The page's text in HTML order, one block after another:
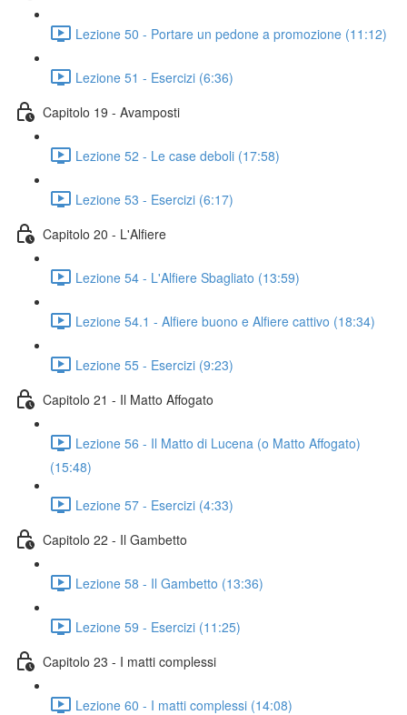
Lezione 50 - Portare un pedone a promozione (11:12)
Lezione 51 - Esercizi (6:36)
Capitolo 19 - Avamposti
Lezione 52 - Le case deboli (17:58)
Lezione 53 - Esercizi (6:17)
Capitolo 20 - L'Alfiere
Lezione 54 - L'Alfiere Sbagliato (13:59)
Lezione 54.1 - Alfiere buono e Alfiere cattivo (18:34)
Lezione 55 - Esercizi (9:23)
Capitolo 21 - Il Matto Affogato
Lezione 56 - Il Matto di Lucena (o Matto Affogato)
(15:48)
Lezione 57 - Esercizi (4:33)
Capitolo 22 - Il Gambetto
Lezione 58 - Il Gambetto (13:36)
Lezione 59 - Esercizi (11:25)
Capitolo 23 - I matti complessi
Lezione 60 - I matti complessi (14:08)